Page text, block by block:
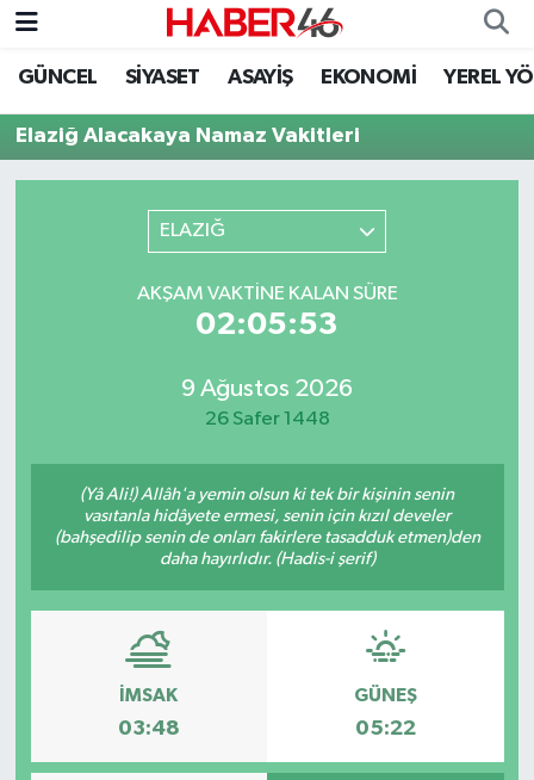
GÜNCEL SİYASET ASAYİŞ EKONOMİ YEREL
Elaziğ Alacakaya Namaz Vakitleri
ELAZIĞ
AKŞAM VAKTINE KALAN SÜRE
02:05:53
9 Ağustos 2026
26 Safer 1448
(Yâ Ali!) Allâh'a yemin olsun ki tek bir kişinin senin
vasıtanla hidâyete ermesi, senin için kızıl develer
(bahşedilip senin de onları fakirlere tasadduk etmen)den
daha hayırlıdır. (Hadis-i şerif)
İMSAK
03:48
GÜNEŞ
05:22
GÜNCEL
SİYASET
EKONOMİ
EĞİTİM
KÜLTÜR-SANAT
DÜNYA
Nöbetçi Eczaneler
Hava Durumu
Kahramanmaraş Namaz Vakitleri
Süper Lig Puan Durumu ve Fikstür
Tüm Manşetler
Haber Arşivi